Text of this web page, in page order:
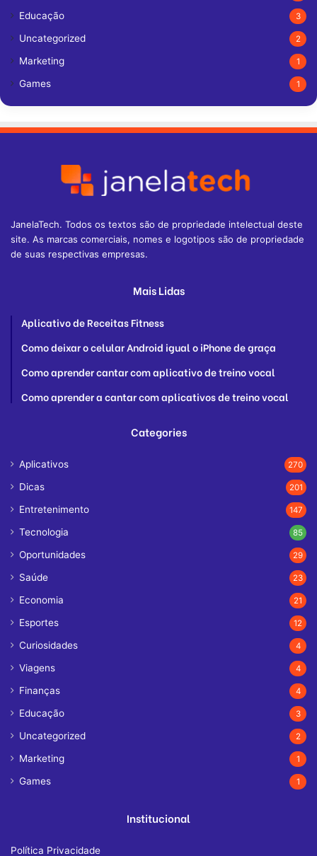
Educação 3
Uncategorized 2
Marketing 1
Games 1
JanelaTech. Todos os textos são de propriedade intelectual deste
site. As marcas comerciais, nomes e logotipos são de propriedade
de suas respectivas empresas.
Mais Lidas
Aplicativo de Receitas Fitness
Como deixar o celular Android igual o iPhone de graça
Como aprender cantar com aplicativo de treino vocal
Como aprender a cantar com aplicativos de treino vocal
Categories
Aplicativos 270
Dicas 201
Entretenimento 147
Tecnologia 85
Oportunidades 29
Saúde 23
Economia 21
Esportes 12
Curiosidades 4
Viagens 4
Finanças 4
Educação 3
Uncategorized 2
Marketing 1
Games 1
Institucional
Política Privacidade